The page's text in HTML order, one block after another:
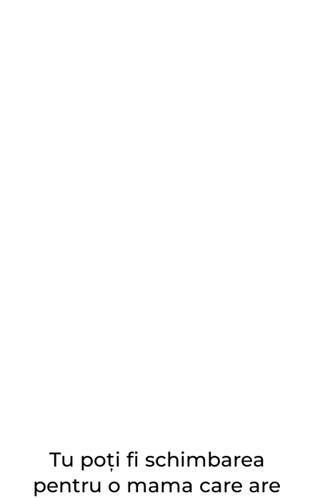
Tu poți fi schimbarea
pentru o mama care are